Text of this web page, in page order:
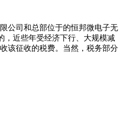
公司和总部位于的恒邦微电子无
，近些年受经济下行、大规模减
该征收的税费。当然，税务部分